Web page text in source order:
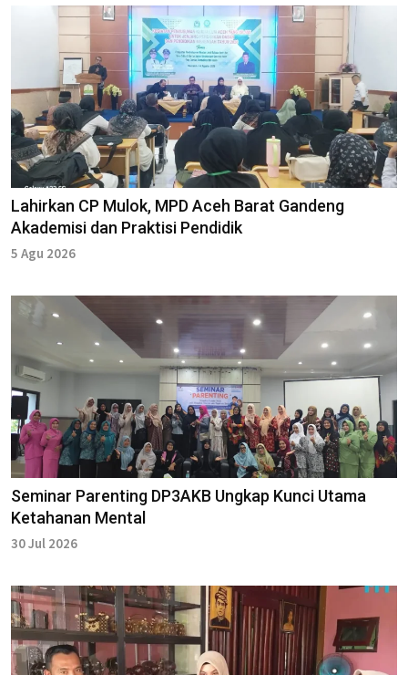
Lahirkan CP Mulok, MPD Aceh Barat Gandeng
Akademisi dan Praktisi Pendidik
5 Agu 2026
Seminar Parenting DP3AKB Ungkap Kunci Utama
Ketahanan Mental
30 Jul 2026